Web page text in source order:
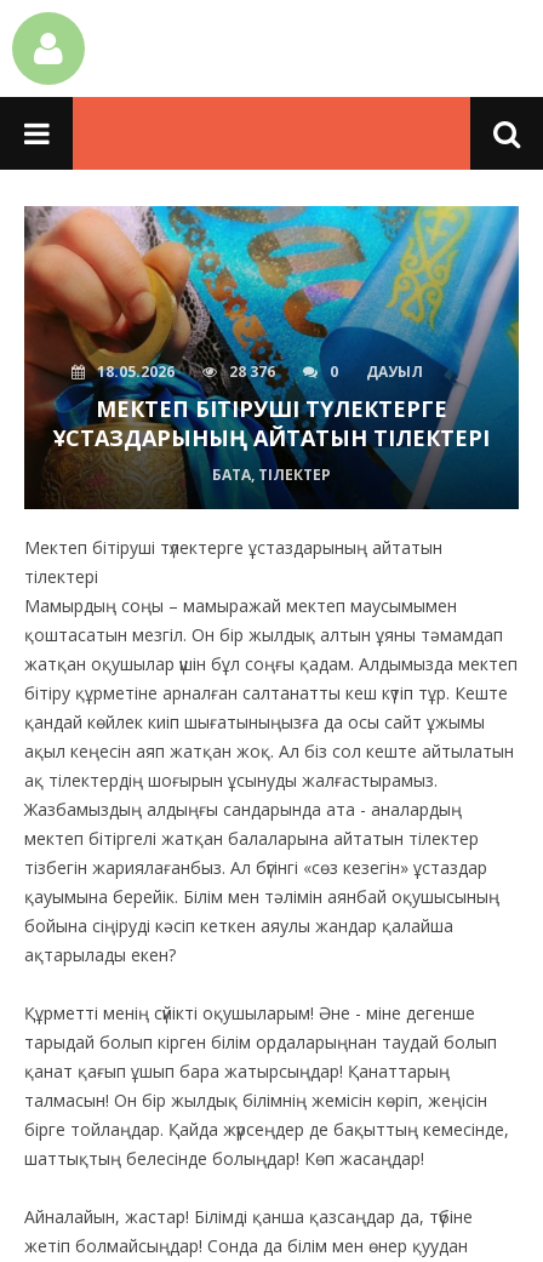
18.05.2026 28 376 0 ДАУЫЛ
МЕКТЕП БІТІРУШІ ТҮЛЕКТЕРГЕ
ҰСТАЗДАРЫНЫҢ АЙТАТЫН ТІЛЕКТЕРІ
БАТА, ТІЛЕКТЕР
Мектеп бітіруші түлектерге ұстаздарының айтатын
тілектері
Мамырдың соңы – мамыражай мектеп маусымымен
қоштасатын мезгіл. Он бір жылдық алтын ұяны тәмамдап
жатқан оқушылар үшін бұл соңғы қадам. Алдымызда мектеп
бітіру құрметіне арналған салтанатты кеш күтіп тұр. Кеште
қандай көйлек киіп шығатыныңызға да осы сайт ұжымы
ақыл кеңесін аяп жатқан жоқ. Ал біз сол кеште айтылатын
ақ тілектердің шоғырын ұсынуды жалғастырамыз.
Жазбамыздың алдыңғы сандарында ата - аналардың
мектеп бітіргелі жатқан балаларына айтатын тілектер
тізбегін жариялағанбыз. Ал бүгінгі «сөз кезегін» ұстаздар
қауымына берейік. Білім мен тәлімін аянбай оқушысының
бойына сіңіруді кәсіп кеткен аяулы жандар қалайша
ақтарылады екен?
Құрметті менің сүйікті оқушыларым! Әне - міне дегенше
тарыдай болып кірген білім ордаларыңнан таудай болып
қанат қағып ұшып бара жатырсыңдар! Қанаттарың
талмасын! Он бір жылдық білімнің жемісін көріп, жеңісін
бірге тойлаңдар. Қайда жүрсеңдер де бақыттың кемесінде,
шаттықтың белесінде болыңдар! Көп жасаңдар!
Айналайын, жастар! Білімді қанша қазсаңдар да, түбіне
жетіп болмайсыңдар! Сонда да білім мен өнер қуудан